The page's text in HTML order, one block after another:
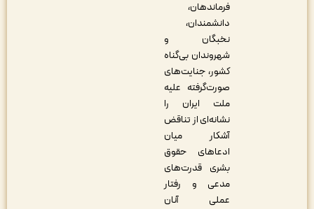
فرماندهان،
دانشمندان،
نخبگان و
شهروندان بی‌گناه
کشور، جنایت‌های
صورت‌گرفته علیه
ملت ایران را
نشانه‌ای از تناقض
آشکار میان
ادعاهای حقوق
بشری قدرت‌های
مدعی و رفتار
عملی آنان